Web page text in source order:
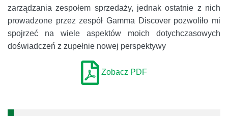
zarządzania zespołem sprzedaży, jednak ostatnie z nich
prowadzone przez zespół Gamma Discover pozwoliło mi
spojrzeć na wiele aspektów moich dotychczasowych
doświadczeń z zupełnie nowej perspektywy
Zobacz PDF